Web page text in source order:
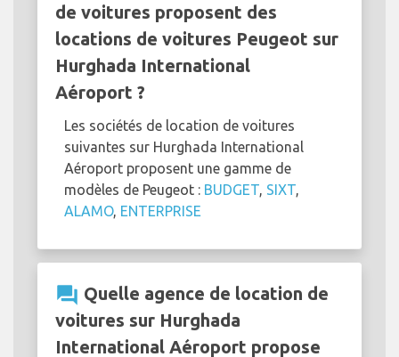
de voitures proposent des
locations de voitures Peugeot sur
Hurghada International
Aéroport ?
Les sociétés de location de voitures
suivantes sur Hurghada International
Aéroport proposent une gamme de
modèles de Peugeot : BUDGET, SIXT,
ALAMO, ENTERPRISE
question_answer Quelle agence de location de
voitures sur Hurghada
International Aéroport propose